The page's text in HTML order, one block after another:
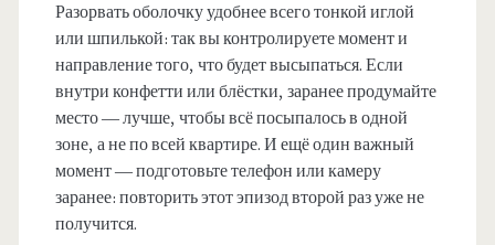
Разорвать оболочку удобнее всего тонкой иглой
или шпилькой: так вы контролируете момент и
направление того, что будет высыпаться. Если
внутри конфетти или блёстки, заранее продумайте
место — лучше, чтобы всё посыпалось в одной
зоне, а не по всей квартире. И ещё один важный
момент — подготовьте телефон или камеру
заранее: повторить этот эпизод второй раз уже не
получится.